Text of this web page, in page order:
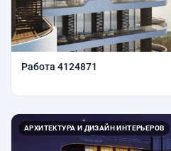
Работа 4124871
АРХИТЕКТУРА И ДИЗАЙН ИНТЕРЬЕРОВ